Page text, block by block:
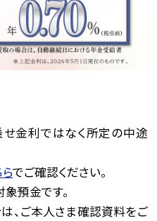
金利ではなく所定の中途
でご確認ください。
預金です。
、ご本人さま確認資料をご